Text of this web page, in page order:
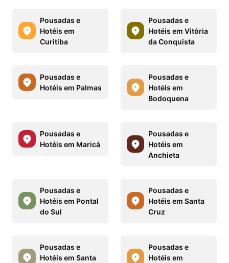
Pousadas e
Hotéis em
Curitiba
Pousadas e
Hotéis em Vitória
da Conquista
Pousadas e
Hotéis em Palmas
Pousadas e
Hotéis em
Bodoquena
Pousadas e
Hotéis em Maricá
Pousadas e
Hotéis em
Anchieta
Pousadas e
Hotéis em Pontal
do Sul
Pousadas e
Hotéis em Santa
Cruz
Pousadas e
Hotéis em Santa
Pousadas e
Hotéis em